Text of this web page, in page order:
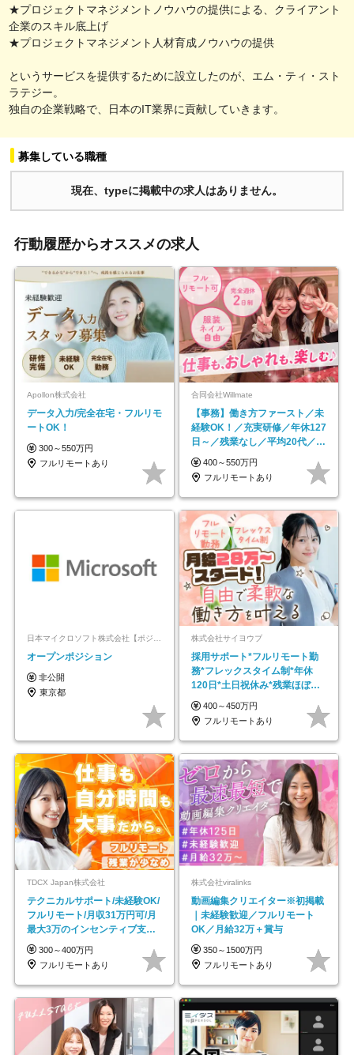
★プロジェクトマネジメントノウハウの提供による、クライアント
企業のスキル底上げ
★プロジェクトマネジメント人材育成ノウハウの提供
というサービスを提供するために設立したのが、エム・ティ・スト
ラテジー。
独自の企業戦略で、日本のIT業界に貢献していきます。
募集している職種
現在、typeに掲載中の求人はありません。
行動履歴からオススメの求人
Apollon株式会社
データ入力/完全在宅・フルリモ
ートOK！
300～550万円
フルリモートあり
合同会社Willmate
【事務】働き方ファースト／未
経験OK！／充実研修／年休127
日～／残業なし／平均20代／リ
モートOK
400～550万円
フルリモートあり
日本マイクロソフト株式会社【ポジションマッチ登録】
オープンポジション
非公開
東京都
株式会社サイヨウブ
採用サポート*フルリモート勤
務*フレックスタイム制*年休
120日*土日祝休み*残業ほぼな
し*育児中社員8割以上
400～450万円
フルリモートあり
TDCX Japan株式会社
テクニカルサポート/未経験OK/
フルリモート/月収31万円可/月
最大3万のインセンティブ支給/
平均年齢33歳
300～400万円
フルリモートあり
株式会社viralinks
動画編集クリエイター※初掲載
｜未経験歓迎／フルリモート
OK／月給32万＋賞与
350～1500万円
フルリモートあり